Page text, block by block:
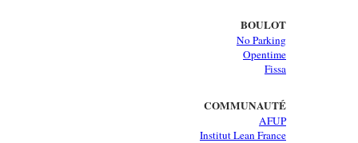
BOULOT
No Parking
Opentime
Fissa
COMMUNAUTÉ
AFUP
Institut Lean France